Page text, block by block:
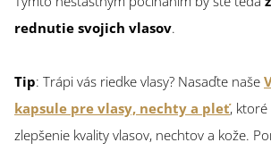
rednutie svojich vlasov.
Tip: Trápi vás riedke vlasy? Nasaďte naše
kapsule pre vlasy, nechty a pleť, ktoré
zlepšenie kvality vlasov, nechtov a kože.